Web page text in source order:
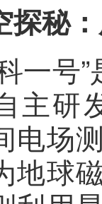
秘：
号”
主研
电场
地球